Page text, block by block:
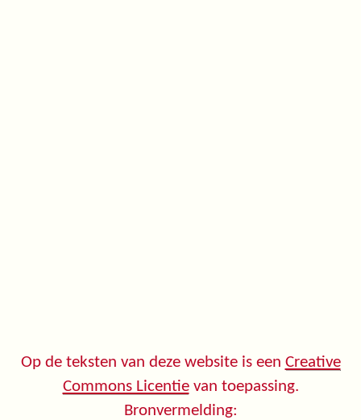
Op de teksten van deze website is een Creative
Commons Licentievan toepassing.
Bronvermelding: